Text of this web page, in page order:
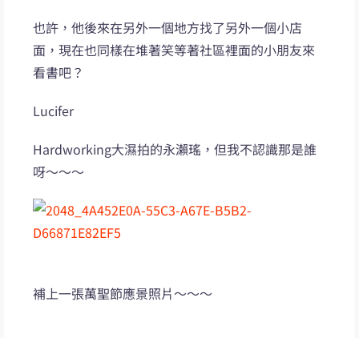
也許，他後來在另外一個地方找了另外一個小店
面，現在也同樣在堆著笑等著社區裡面的小朋友來
看書吧？
Lucifer
Hardworking大濕拍的永瀨瑤，但我不認識那是誰
呀～～～
補上一張萬聖節應景照片～～～